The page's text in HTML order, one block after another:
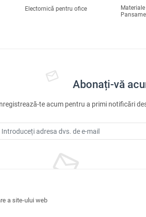
Electornică pentru ofice
Abonați-vă
te acum pentru a primi notificări
a site-ului web